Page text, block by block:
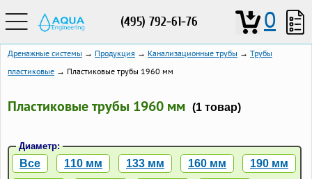
(495) 792-61-76 0
Дренажные системы → Продукция → Канализационные трубы → Трубы
пластиковые → Пластиковые трубы 1960 мм
Пластиковые трубы 1960 мм (1 товар)
Диаметр:
Все 110 мм 133 мм 160 мм 190 мм